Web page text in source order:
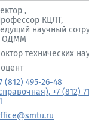
,
КЦЛТ,
научный
ОДММ
технических
(812) 495-26-48
+7 (812)